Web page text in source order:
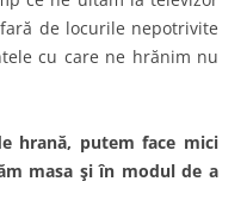
de locurile nepotrivite
cu care ne hrănim nu
hrană, putem face mici
masa şi în modul de a